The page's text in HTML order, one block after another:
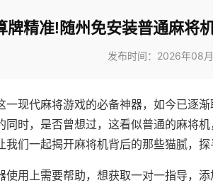
牌精准!随州免安装普通麻将
发布时间：2026年08
一现代麻将游戏的必备神器，如今已逐
同时，是否曾想过，这看似普通的麻将
我们一起揭开麻将机背后的那些猫腻，探
使用上需要帮助，想获取一对一指导，